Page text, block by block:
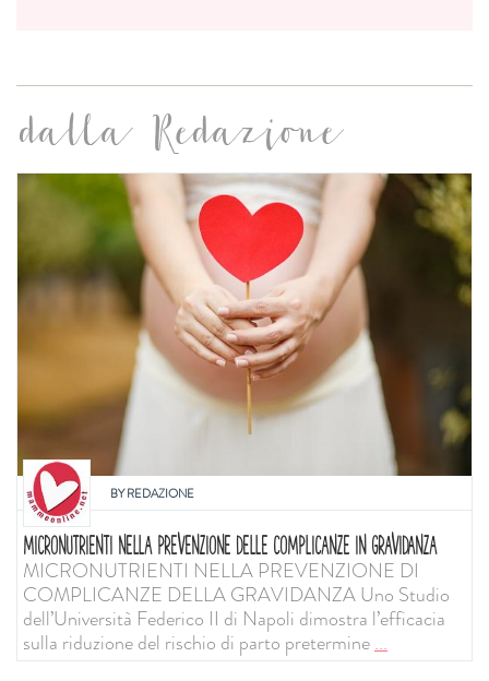
dalla Redazione
BYREDAZIONE
MICRONUTRIENTI NELLA PREVENZIONE DELLE COMPLICANZE IN GRAVIDANZA
MICRONUTRIENTI NELLA PREVENZIONE DI
COMPLICANZE DELLA GRAVIDANZA Uno Studio
dell’Università Federico II di Napoli dimostra l’efficacia
sulla riduzione del rischio di parto pretermine...